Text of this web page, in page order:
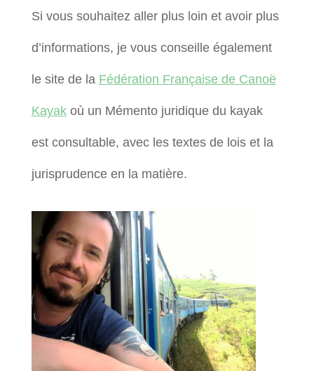
Si vous souhaitez aller plus loin et avoir plus
d’informations, je vous conseille également
le site de la Fédération Française de Canoë
Kayakoù un Mémento juridique du kayak
est consultable, avec les textes de lois et la
jurisprudence en la matière.